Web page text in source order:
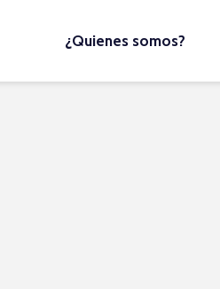
¿Quienes somos?